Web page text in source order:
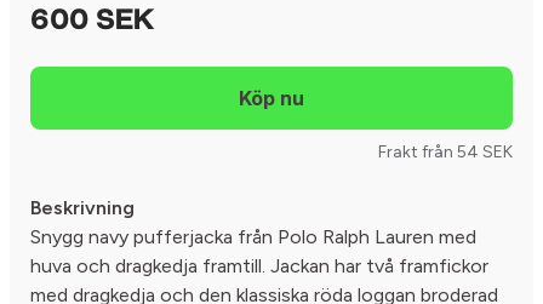
600 SEK
Frakt från 54 SEK
Beskrivning
Snygg navy pufferjacka från Polo Ralph Lauren med
huva och dragkedja framtill. Jackan har två framfickor
med dragkedja och den klassiska röda loggan broderad